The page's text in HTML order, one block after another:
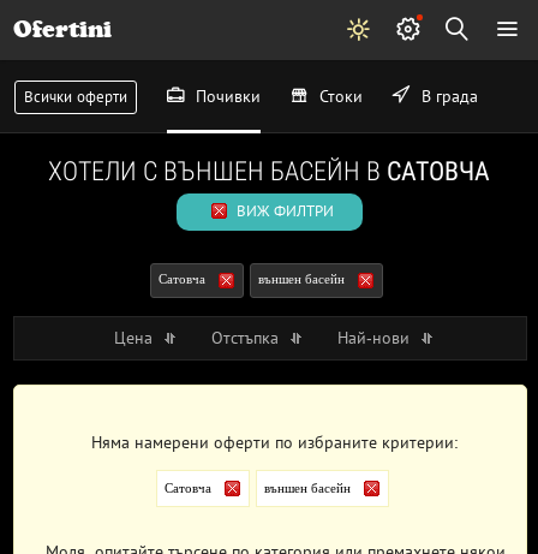
Ofertini
Всички оферти Почивки Стоки В града
ХОТЕЛИ С ВЪНШЕН БАСЕЙН В САТОВЧА
ВИЖ ФИЛТРИ
Сатовча външен басейн
Цена Отстъпка Най-нови
Няма намерени оферти по избраните критерии:
Сатовча външен басейн